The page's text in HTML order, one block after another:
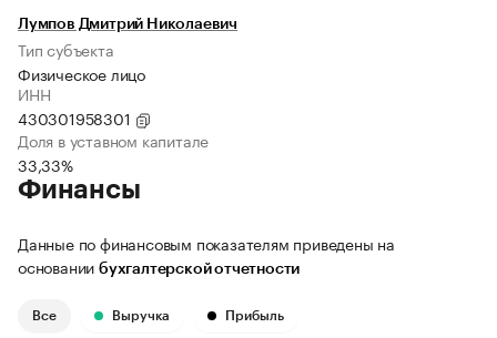
Лумпов Дмитрий Николаевич
Тип субъекта
Физическое лицо
ИНН
430301958301
Доля в уставном капитале
33,33%
Финансы
Данные по финансовым показателям приведены на
основании бухгалтерской отчетности
Все Выручка Прибыль